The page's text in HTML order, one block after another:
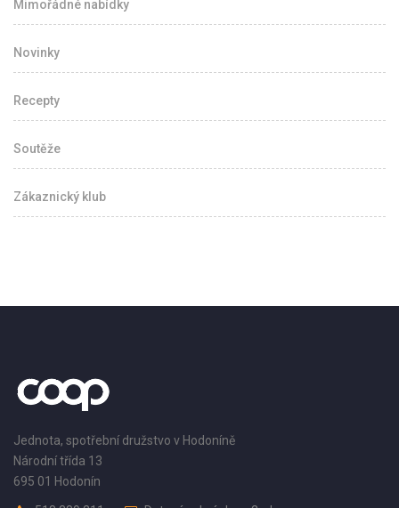
Mimořádné nabídky
Novinky
Recepty
Soutěže
Zákaznický klub
Jednota, spotřební družstvo v Hodoníně
Národní třída 13
695 01 Hodonín